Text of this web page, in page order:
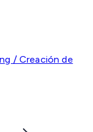
/ Creación de